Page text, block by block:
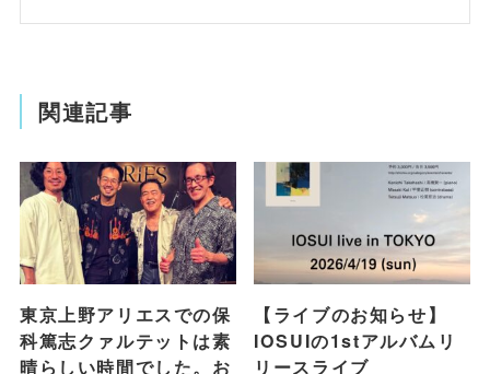
関連記事
東京上野アリエスでの保
科篤志クァルテットは素
晴らしい時間でした。お
【ライブのお知らせ】
IOSUIの1stアルバムリ
リースライブ